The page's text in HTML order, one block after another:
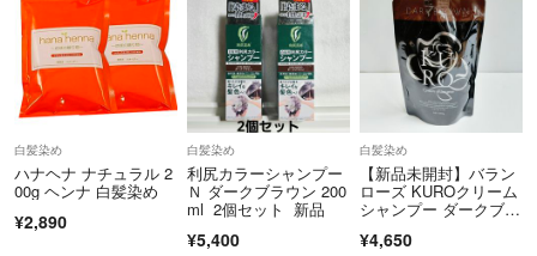
白髪染め
ハナヘナ ナチュラル 2
00g ヘンナ 白髪染め
¥2,890
白髪染め
利尻カラーシャンプー
Ｎ ダークブラウン 200
ml 2個セット 新品
¥5,400
白髪染め
【新品未開封】バラン
ローズ KUROクリーム
シャンプー ダークブラ
¥4,650